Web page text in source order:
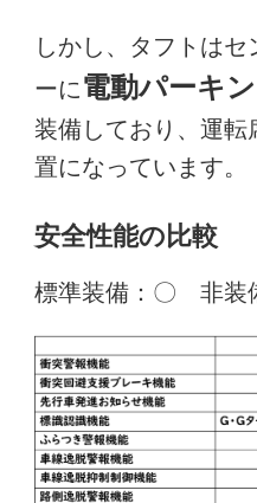
しかし、タフトは
ーに電動パーキ
装備しており、運転
置になっています。
安全性能の比較
標準装備：〇 非装